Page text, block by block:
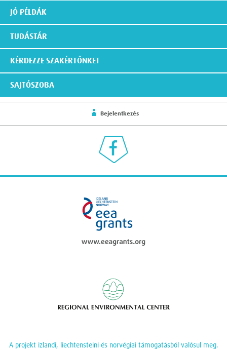
JÓ PÉLDÁK
TUDÁSTÁR
KÉRDEZZE SZAKÉRTŐNKET
SAJTÓSZOBA
Bejelentkezés
A projekt izlandi, liechtensteini és norvégiai támogatásból valósul meg.